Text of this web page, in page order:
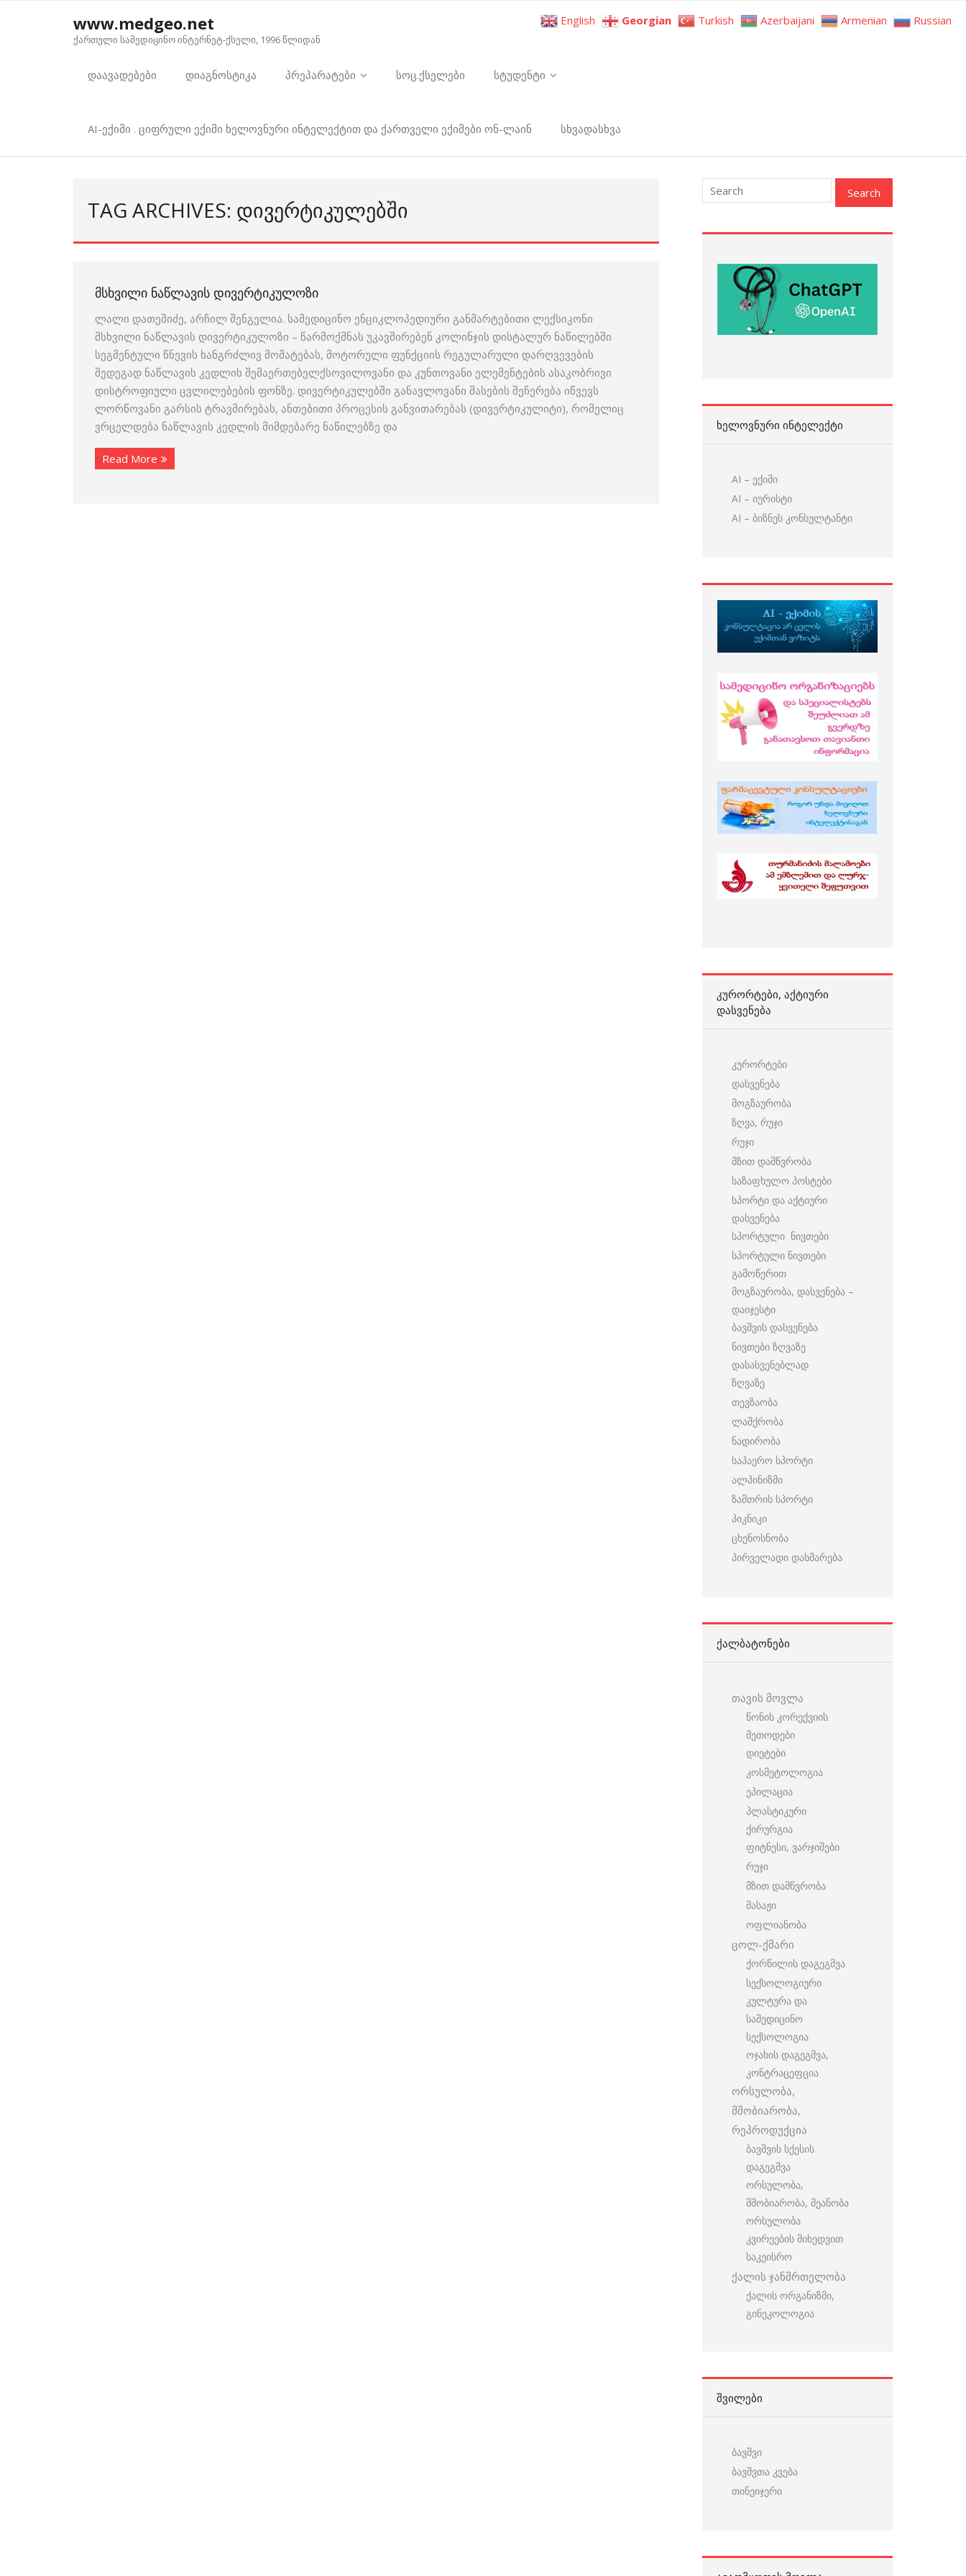
www.medgeo.net
ქართული სამედიცინო ინტერნეტ-ქსელი, 1996 წლიდან
დაავადებები დიაგნოსტიკა პრეპარატები სოც.ქსელები სტუდენტი
AI-ექიმი . ციფრული ექიმი ხელოვნური ინტელექტით და ქართველი ექიმები ონ-ლაინ სხვადასხვა
TAG ARCHIVES: ᲓᲘᲕᲔᲠᲢᲘᲙᲣᲚᲔᲑᲨᲘ
ᲛᲡᲮᲕᲘᲚᲘ ᲜᲐᲬᲚᲐᲕᲘᲡ ᲓᲘᲕᲔᲠᲢᲘᲙᲣᲚᲝᲖᲘ
ლალი დათეშიძე, არჩილ შენგელია. სამედიცინო ენციკლოპედიური განმარტებითი ლექსიკონი
მსხვილი ნაწლავის დივერტიკულოზი – წარმოქმნას უკავშირებენ კოლინჯის დისტალურ ნაწილებში
სეგმენტული წნევის ხანგრძლივ მომატებას, მოტორული ფუნქციის რეგულარული დარღვევების
შედეგად ნაწლავის კედლის შემაერთებელქსოვილოვანი და კუნთოვანი ელემენტების ასაკობრივი
დისტროფიული ცვლილებების ფონზე. დივერტიკულებში განავლოვანი მასების შეჩერება იწვევს
ლორწოვანი გარსის ტრავმირებას, ანთებითი პროცესის განვითარებას (დივერტიკულიტი), რომელიც
ვრცელდება ნაწლავის კედლის მიმდებარე ნაწილებზე და
Read More
ᲮᲔᲚᲝᲕᲜᲣᲠᲘ ᲘᲜᲢᲔᲚᲔᲥᲢᲘ
AI – ექიმი
AI – იურისტი
AI – ბიზნეს კონსულტანტი
ᲙᲣᲠᲝᲠᲢᲔᲑᲘ, ᲐᲥᲢᲘᲣᲠᲘ
ᲓᲐᲡᲕᲔᲜᲔᲑᲐ
კურორტები
დასვენება
მოგზაურობა
ზღვა, რუჯი
რუჯი
მზით დამწვრობა
საზაფხულო პოსტები
სპორტი და აქტიური
დასვენება
სპორტული ნივთები
სპორტული ნივთები
გამოწერით
მოგზაურობა, დასვენება –
დაიჯესტი
ბავშვის დასვენება
ნივთები ზღვაზე
დასასვენებლად
ზღვაზე
თევზაობა
ლაშქრობა
ნადირობა
საჰაერო სპორტი
ალპინიზმი
ზამთრის სპორტი
პიკნიკი
ცხენოსნობა
პირველადი დახმარება
ᲥᲐᲚᲑᲐᲢᲝᲜᲔᲑᲘ
თავის მოვლა
წონის კორექვიის
მეთოდები
დიეტები
კოსმეტოლოგია
ეპილაცია
პლასტიკური
ქირურგია
ფიტნესი, ვარჯიშები
რუჯი
მზით დამწვრობა
მასაჟი
ოფლიანობა
ცოლ-ქმარი
ქორწილის დაგეგმვა
სექსოლოგიური
კულტურა და
სამედიცინო
სექსოლოგია
ოჯახის დაგეგმვა,
კონტრაცეფცია
ორსულობა,
მშობიარობა,
რეპროდუქცია
ბავშვის სქესის
დაგეგმვა
ორსულობა,
მშობიარობა, მეანობა
ორსულობა
კვირეების მიხედვით
საკეისრო
ქალის ჯანმრთელობა
ქალის ორგანიზმი,
გინეკოლოგია
ᲨᲕᲘᲚᲔᲑᲘ
ბავშვი
ბავშვთა კვება
თინეიჯერი
English Georgian Turkish Azerbaijani Armenian Russian